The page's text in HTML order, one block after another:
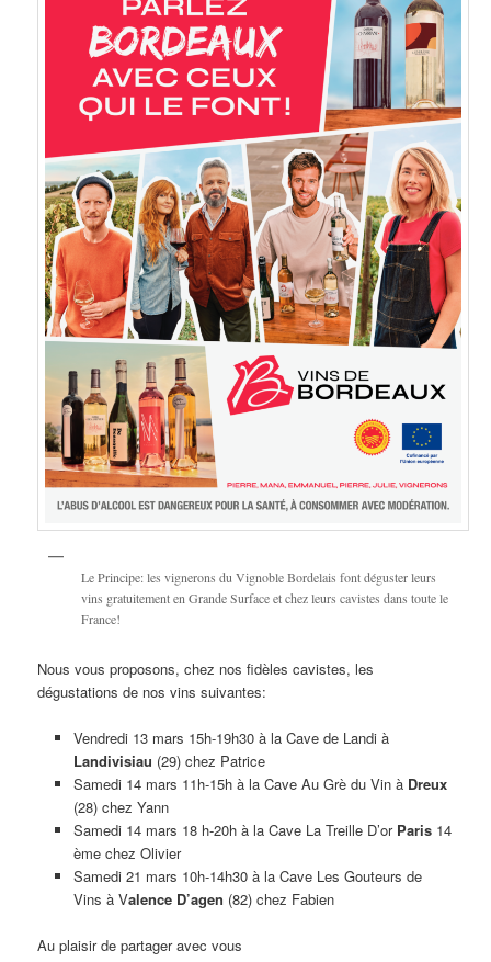
Le Principe: les vignerons du Vignoble Bordelais font déguster leurs
vins gratuitement en Grande Surface et chez leurs cavistes dans toute le
France!
Nous vous proposons, chez nos fidèles cavistes, les
dégustations de nos vins suivantes:
Vendredi 13 mars 15h-19h30 à la Cave de Landi à
Landivisiau (29) chez Patrice
Samedi 14 mars 11h-15h à la Cave Au Grè du Vin à Dreux
(28) chez Yann
Samedi 14 mars 18 h-20h à la Cave La Treille D’or Paris 14
ème chez Olivier
Samedi 21 mars 10h-14h30 à la Cave Les Gouteurs de
Vins à Valence D’agen (82) chez Fabien
Au plaisir de partager avec vous